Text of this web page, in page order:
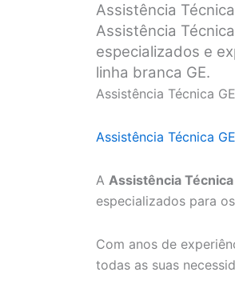
Assistência
Assistência
especializados e
linha branca GE.
Assistência Técnica
Assistência Técnica
A Assistência
especializados para
Com anos de
todas as suas